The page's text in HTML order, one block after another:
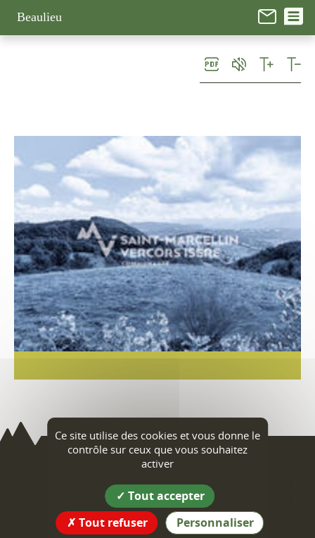
Beaulieu
Beaulieu
Coordonnées
de la mairie
Ce site utilise des cookies et vous donne le
contrôle sur ceux que vous souhaitez
activer
Tout accepter
Tout refuser
Personnaliser